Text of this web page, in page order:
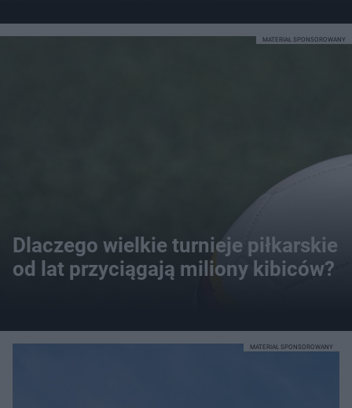
Dlaczego wielkie turnieje piłkarskie
od lat przyciągają miliony kibiców?
MATERIAŁ SPONSOROWANY
MATERIAŁ SPONSOROWANY